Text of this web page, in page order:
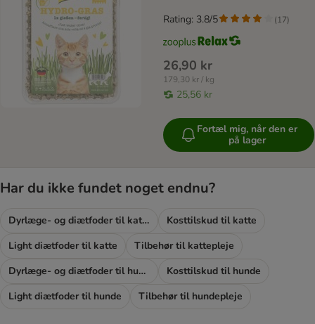
26,90 kr
179,30 kr / kg
25,56 kr
Rating: 3.8/5 (17)
Fortæl mig, når den er
på lager
Har du ikke fundet noget endnu?
Dyrlæge- og diætfoder til katte
Kosttilskud til katte
Light diætfoder til katte
Tilbehør til kattepleje
Dyrlæge- og diætfoder til hunde
Kosttilskud til hunde
Light diætfoder til hunde
Tilbehør til hundepleje